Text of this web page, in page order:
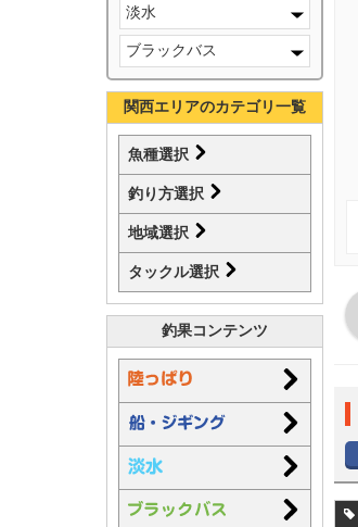
淡水
ブラックバス
関西エリアのカテゴリ一覧
魚種選択
釣り方選択
地域選択
タックル選択
釣果コンテンツ